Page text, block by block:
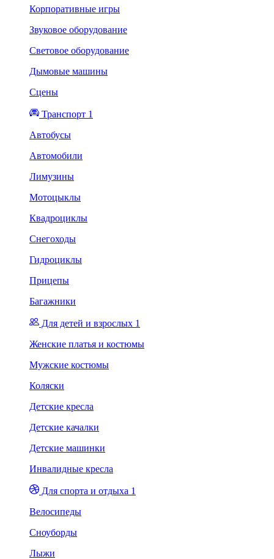
Корпоративные игры
Звуковое оборудование
Световое оборудование
Дымовые машины
Сцены
Транспорт 1
Автобусы
Автомобили
Лимузины
Мотоцыклы
Квадроциклы
Снегоходы
Гидроциклы
Прицепы
Багажники
Для детей и взрослых 1
Женские платья и костюмы
Мужские костюмы
Коляски
Детские кресла
Детские качалки
Детские машинки
Инвалидные кресла
Для спорта и отдыха 1
Велосипеды
Сноуборды
Лыжи